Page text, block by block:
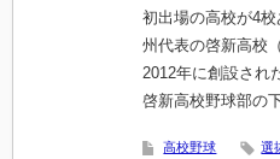
初出場の高校が4
州代表の啓新高校
2012年に創設され
啓新高校野球部の
高校野球 選